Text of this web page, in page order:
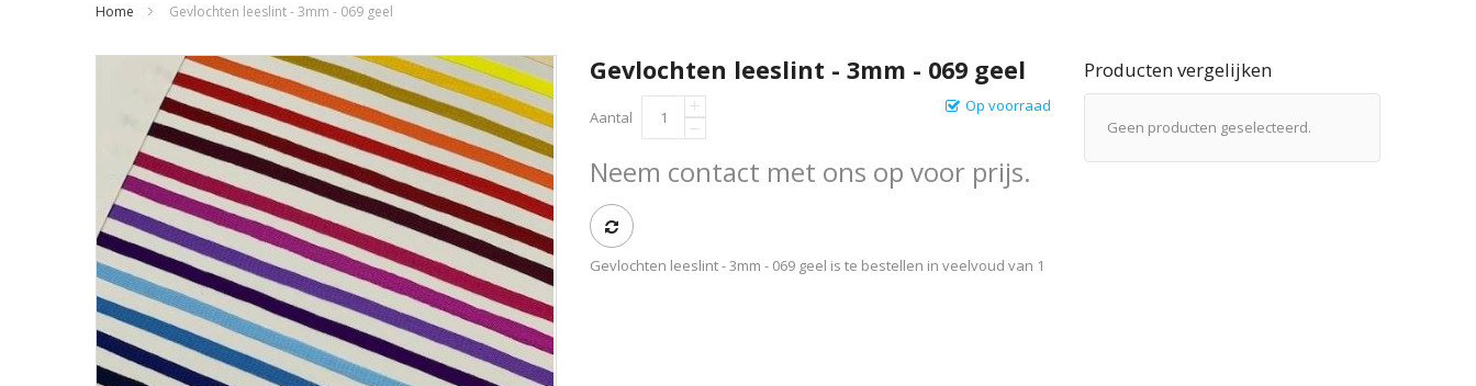
Home Gevlochten leeslint - 3mm - 069 geel
Gevlochten leeslint - 3mm - 069 geel
Op voorraad
Aantal
Neem contact met ons op voor prijs.
Gevlochten leeslint - 3mm - 069 geel is te bestellen in veelvoud van 1
Producten vergelijken
Geen producten geselecteerd.